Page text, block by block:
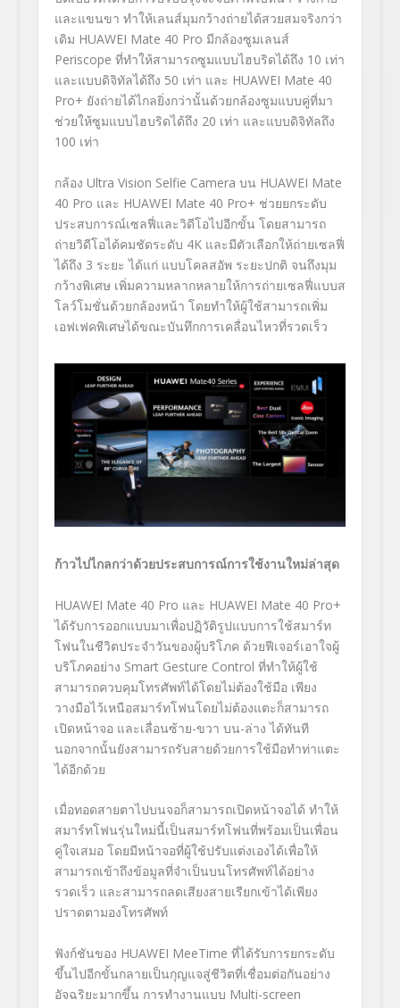
และแขนขา ทำให้เลนส์มุมกว้างถ่ายได้สวยสมจริงกว่า
เดิม HUAWEI Mate 40 Pro มีกล้องซูมเลนส์
Periscope ที่ทำให้สามารถซูมแบบไฮบริดได้ถึง 10 เท่า
และแบบดิจิทัลได้ถึง 50 เท่า และ HUAWEI Mate 40
Pro+ ยังถ่ายได้ไกลยิ่งกว่านั้นด้วยกล้องซูมแบบคู่ที่มา
ช่วยให้ซูมแบบไฮบริดได้ถึง 20 เท่า และแบบดิจิทัลถึง
100 เท่า
กล้อง Ultra Vision Selfie Camera บน HUAWEI Mate
40 Pro และ HUAWEI Mate 40 Pro+ ช่วยยกระดับ
ประสบการณ์เซลฟี่และวิดีโอไปอีกขั้น โดยสามารถ
ถ่ายวิดีโอได้คมชัดระดับ 4K และมีตัวเลือกให้ถ่ายเซลฟี่
ได้ถึง 3 ระยะ ได้แก่ แบบโคลสอัพ ระยะปกติ จนถึงมุม
กว้างพิเศษ เพิ่มความหลากหลายให้การถ่ายเซลฟี่แบบส
โลว์โมชั่นด้วยกล้องหน้า โดยทำให้ผู้ใช้สามารถเพิ่ม
เอฟเฟคพิเศษได้ขณะบันทึกการเคลื่อนไหวที่รวดเร็ว
ก้าวไปไกลกว่าด้วยประสบการณ์การใช้งานใหม่ล่าสุด
HUAWEI Mate 40 Pro และ HUAWEI Mate 40 Pro+
ได้รับการออกแบบมาเพื่อปฏิวัติรูปแบบการใช้สมาร์ท
โฟนในชีวิตประจำวันของผู้บริโภค ด้วยฟีเจอร์เอาใจผู้
บริโภคอย่าง Smart Gesture Control ที่ทำให้ผู้ใช้
สามารถควบคุมโทรศัพท์ได้โดยไม่ต้องใช้มือ เพียง
วางมือไว้เหนือสมาร์ทโฟนโดยไม่ต้องแตะก็สามารถ
เปิดหน้าจอ และเลื่อนซ้าย-ขวา บน-ล่าง ได้ทันที
นอกจากนั้นยังสามารถรับสายด้วยการใช้มือทำท่าแตะ
ได้อีกด้วย
เมื่อทอดสายตาไปบนจอก็สามารถเปิดหน้าจอได้ ทำให้
สมาร์ทโฟนรุ่นใหม่นี้เป็นสมาร์ทโฟนที่พร้อมเป็นเพื่อน
คู่ใจเสมอ โดยมีหน้าจอที่ผู้ใช้ปรับแต่งเองได้เพื่อให้
สามารถเข้าถึงข้อมูลที่จำเป็นบนโทรศัพท์ได้อย่าง
รวดเร็ว และสามารถลดเสียงสายเรียกเข้าได้เพียง
ปราดตามองโทรศัพท์
ฟังก์ชันของ HUAWEI MeeTime ที่ได้รับการยกระดับ
ขึ้นไปอีกขั้นกลายเป็นกุญแจสู่ชีวิตที่เชื่อมต่อกันอย่าง
อัจฉริยะมากขึ้น การทำงานแบบ Multi-screen